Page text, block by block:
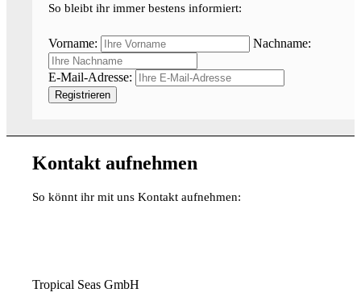
So bleibt ihr immer bestens informiert:
Vorname: Nachname:
E-Mail-Adresse:
Kontakt aufnehmen
So könnt ihr mit uns Kontakt aufnehmen:
Tropical Seas GmbH